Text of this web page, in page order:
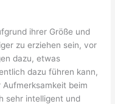
ihrer Größe und
zu erziehen sein, vor
dazu, etwas
dazu führen kann,
Aufmerksamkeit beim
sehr intelligent und